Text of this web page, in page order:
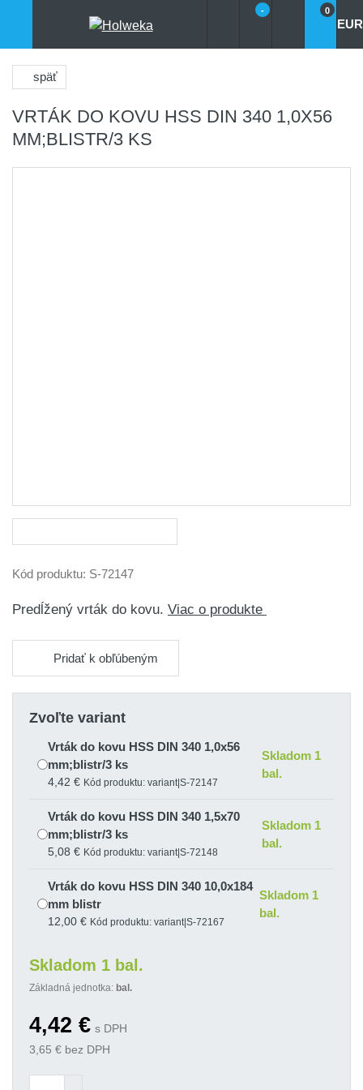
- 0
EUR
späť
VRTÁK DO KOVU HSS DIN 340 1,0X56
MM;BLISTR/3 KS
Kód produktu: S-72147
Predĺžený vrták do kovu. Viac o produkte
Pridať k obľúbeným
Zvoľte variant
Vrták do kovu HSS DIN 340 1,0x56
mm;blistr/3 ks
4,42 € Kód produktu: variant|S-72147
Skladom 1
bal.
Vrták do kovu HSS DIN 340 1,5x70
mm;blistr/3 ks
5,08 € Kód produktu: variant|S-72148
Skladom 1
bal.
Vrták do kovu HSS DIN 340 10,0x184
mm blistr
12,00 € Kód produktu: variant|S-72167
Skladom 1
bal.
Vrták do kovu HSS DIN 340 12,0x205
mm blistr
19,26 €Kód produktu: variant|S-72168
Vrták do kovu HSS DIN 340 2,0x85
mm;blistr/3 ks
Skladom 1 bal.
Základná jednotka: bal.
4,42 € s DPH
3,65 € bez DPH